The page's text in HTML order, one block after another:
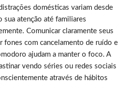
domésticas variam desde
sua atenção até familiares
Comunicar claramente seus
fones com cancelamento de ruído e
ajudam a manter o foco. A
vendo séries ou redes sociais
através de hábitos